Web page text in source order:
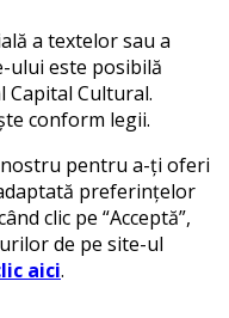
a textelor sau a
ului este posibilă
Capital Cultural.
conform legii.
pentru a-ți oferi
preferințelor
clic pe “Acceptă”,
de pe site-ul
aici.